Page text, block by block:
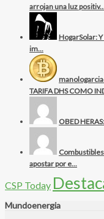
arrojan una luz
HogarSolar:
im...
TARIFA DHS COMO
OBED
apostar por e...
CSP Today
Mundoenergia